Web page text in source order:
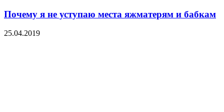
Почему я не уступаю места яжматерям и бабкам
25.04.2019